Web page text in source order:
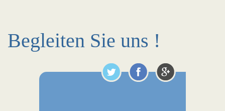
Begleiten Sie uns !